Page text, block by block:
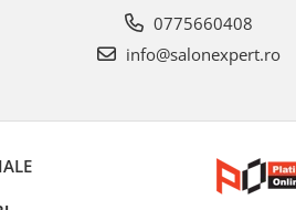
0775660408
info@salonexpert.ro